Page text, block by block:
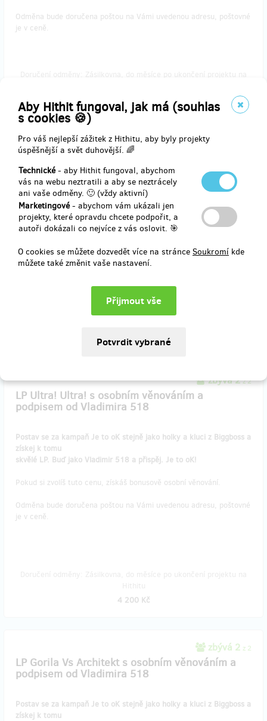
Aby Hithit fungoval, jak má (souhlas
s cookies 🍪)
Pro váš nejlepší zážitek z Hithitu, aby byly projekty
úspěšnější a svět duhovější. 🌈
Technické- aby Hithit fungoval, abychom
vás na webu neztratili a aby se neztrácely
ani vaše odměny. 🙂 (vždy aktivní)
Marketingové- abychom vám ukázali jen
projekty, které opravdu chcete podpořit, a
autoři dokázali co nejvíce z vás oslovit. 🎯
O cookies se můžete dozvedět více na stránce Soukromí kde
můžete také změnit vaše nastavení.
Odměna bude doručena poštou na Vámi uvedenou adresu, poštovné
je v ceně.
Doručení odměny: Zásilkovna, do měsíce po ukončení projektu na
1 420 Kč
zbývá 24
Veterinární přípravky
Schválené veterinární produkty značky Releaf for Pets:10% CBD
olej může pomoci psům od stresu, bolestí i kloubních obtíží. Ušní
kapky obsahují kromě CBD i další bylinné složky a slouží k čištění
ucha a zevního zvukovodu.
Odměna bude doručena poštou na Vámi uvedenou adresu, poštovné
je v ceně.
Doručení odměny: Zásilkovna, do měsíce po ukončení projektu na
Hithitu
zbývá 2z 2
LP Ultra! Ultra! s osobním věnováním a
podpisem od Vladimira 518
Postav se za kampaň Je to oK stejně jako holky a kluci z Biggboss a
získej k tomu
skvělé LP. Buď jako Vladimir 518 a přispěj. Je to oK!
Pokud si zvolíš tuto cenu, získáš bonusově osobní věnování.
Odměna bude doručena poštou na Vámi uvedenou adresu, poštovné
je v ceně.
4 200 Kč
zbývá 2 z 2
LP Gorila Vs Architekt s osobním věnováním a
podpisem od Vladimira 518
Postav se za kampaň Je to oK stejně jako holky a kluci z Biggboss a
získej k tomu